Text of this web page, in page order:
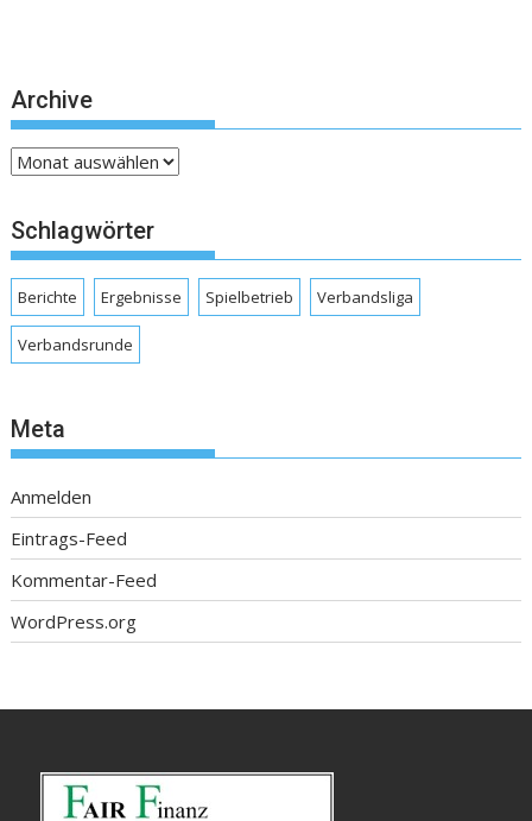
Archive
Archive
Schlagwörter
Berichte Ergebnisse Spielbetrieb Verbandsliga
Verbandsrunde
Meta
Anmelden
Eintrags-Feed
Kommentar-Feed
WordPress.org